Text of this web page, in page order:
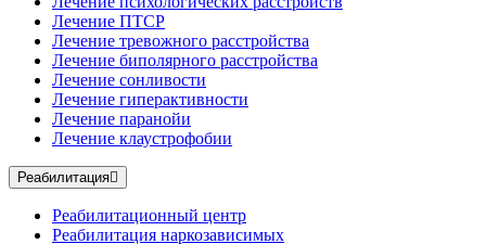
Лечение ПТСР
Лечение тревожного расстройства
Лечение биполярного расстройства
Лечение сонливости
Лечение гиперактивности
Лечение паранойи
Лечение клаустрофобии
Реабилитация
Реабилитационный центр
Реабилитация наркозависимых